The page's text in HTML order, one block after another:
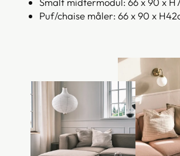
Puf/chaise måler: 66 x 90 x